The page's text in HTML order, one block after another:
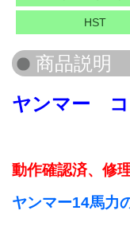
HST
ヤンマー
動作確認済、修
ヤンマー14馬力